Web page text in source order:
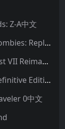
Z-A中文
植物大战僵尸：重植版|Plants vs. Zombies: Replanted中文
勇者斗恶龙7：重制版|Dragon Quest VII Reimagined中文
古墓丽影：决定版|Tomb Raider: Definitive Edition中文
0中文